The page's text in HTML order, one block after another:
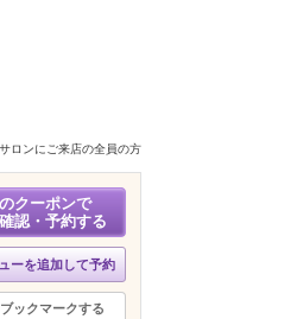
サロンにご来店の全員の方
クーポンで
認・予約する
ーを追加して予約
ブックマークする